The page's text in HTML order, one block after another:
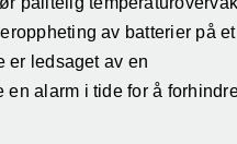
av batterier på et
er ledsaget av en
alarm i tide for å